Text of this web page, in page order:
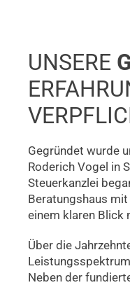
UNSERE
Gegründet wurde
Roderich Vogel in
Steuerkanzlei
Beratungshaus
einem klaren Blick
Über die
Neben der